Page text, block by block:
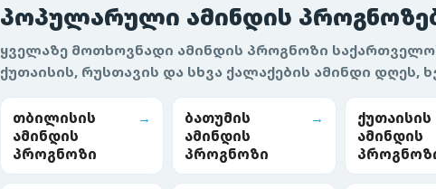
პოპულარული ამინდის
ყველაზე მოთხოვნადი ამინდის პროგნოზი
ქუთაისის, რუსთავის და სხვა ქალაქების ამინდი დღეს,
თბილისის
ამინდის
პროგნოზი
→
ბათუმის
ამინდის
პროგნოზი
→
ქუთაისის
ამინდის